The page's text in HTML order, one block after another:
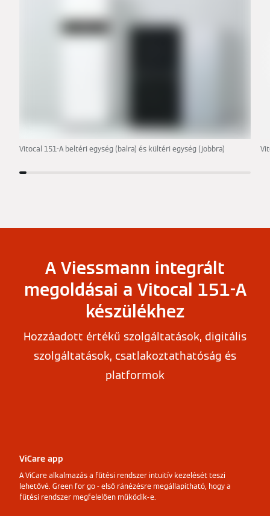
Vitocal 151-A beltéri egység (balra) és kültéri egység (jobbra)
A Viessmann integrált
megoldásai a Vitocal 151-A
készülékhez
Hozzáadott értékű szolgáltatások, digitális
szolgáltatások, csatlakoztathatóság és
platformok
ViCare app
A ViCare alkalmazás a fűtési rendszer intuitív kezelését teszi
lehetővé. Green for go - első ránézésre megállapítható, hogy a
fűtési rendszer megfelelően működik-e.